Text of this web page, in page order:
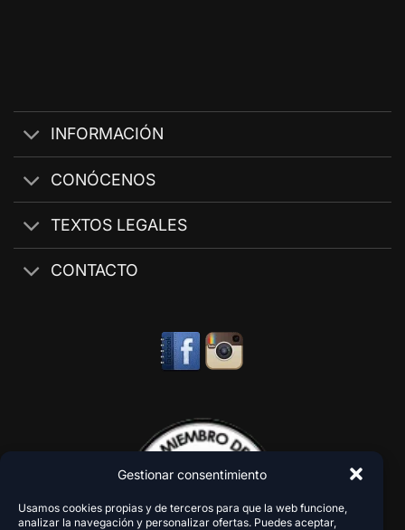
Gestionar consentimiento
Usamos cookies propias y de terceros para que la web funcione,
analizar la navegación y personalizar ofertas. Puedes aceptar,
INFORMACIÓN
CONÓCENOS
TEXTOS LEGALES
CONTACTO